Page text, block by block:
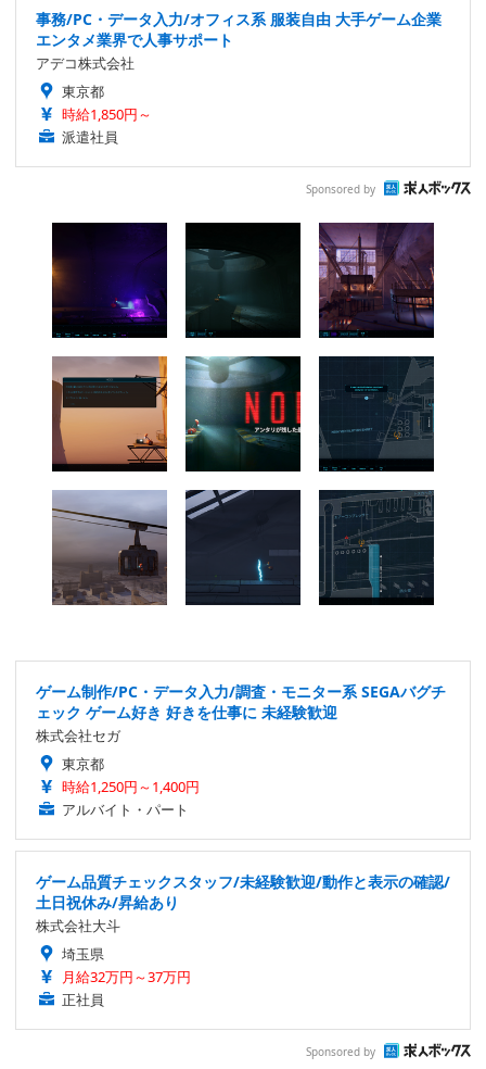
事務/PC・データ入力/オフィス系 服装自由 大手ゲーム企業
エンタメ業界で人事サポート
アデコ株式会社
東京都
時給1,850円～
派遣社員
Sponsored by
ゲーム制作/PC・データ入力/調査・モニター系 SEGAバグチ
ェック ゲーム好き 好きを仕事に 未経験歓迎
株式会社セガ
東京都
時給1,250円～1,400円
アルバイト・パート
ゲーム品質チェックスタッフ/未経験歓迎/動作と表示の確認/
土日祝休み/昇給あり
株式会社大斗
埼玉県
月給32万円～37万円
正社員
Sponsored by